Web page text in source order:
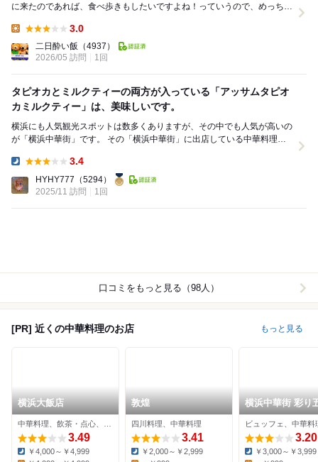
に来たのであれば、食べ歩きもしたいですよね！っていうので、めっちゃ
3.0
二日酔い飯 （4937）
2026/05 訪問
1回
タピオカとミルクティーの両方が入っている「アッサムタピオ
カミルクティー」は、美味しいです。
横浜にも人気観光スポットは数多くありますが、その中でも人気が高いの
が「横浜中華街」です。 その「横浜中華街」に出店している中華料理店
3.4
HYHY777 （5294）
2025/11 訪問
1回
口コミをもっと見る（98人）
[PR] 近くの中華料理のお店 もっと見る
横浜大飯店
3.49
Dinner:
￥4,000～￥4,999
敦煌
四川料理、中華料理
3.41
Dinner:
￥2,000～￥2,999
横浜中華街 彩り
小籠包専門店 龍
店
3.20
Dinner:
￥3,000～￥3,999